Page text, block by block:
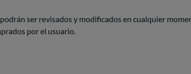
ser revisados y modificados en cualquier
por el usuario.